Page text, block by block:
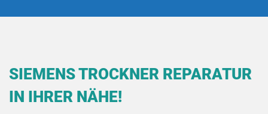
SIEMENS TROCKNER REPARATUR
IN IHRER NÄHE!